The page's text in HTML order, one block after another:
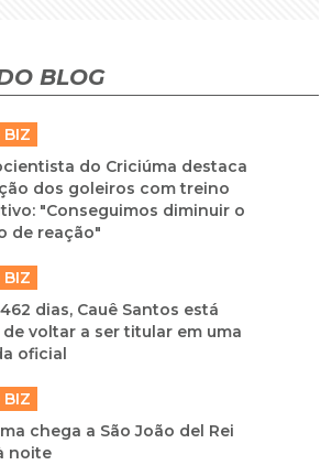
BLOG
BIZ
do Criciúma destaca
dos goleiros com treino
"Conseguimos diminuir o
de reação"
BIZ
dias, Cauê Santos está
voltar a ser titular em uma
oficial
BIZ
chega a São João del Rei
noite